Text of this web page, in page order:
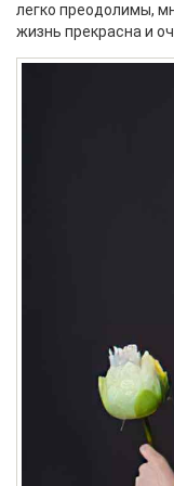
легко преодолимы,
жизнь прекрасна и